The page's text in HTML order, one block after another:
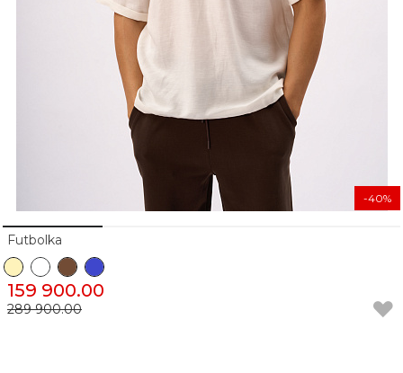
Futbolka
159 900.00
289 900.00
-40%